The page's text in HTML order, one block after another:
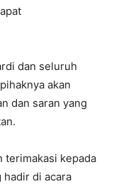
dan seluruh
akan
dan saran yang
terimakasi kepada
hadir di acara